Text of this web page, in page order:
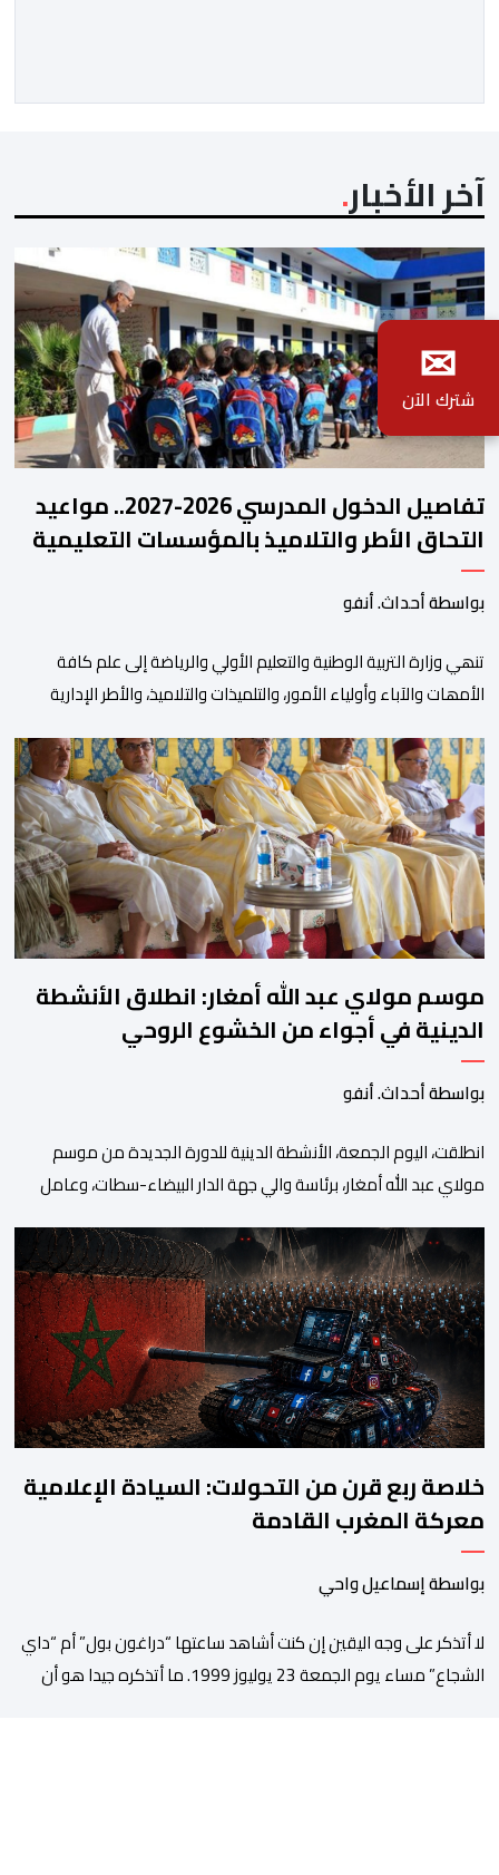
[…]
آخر الأخبار
تفاصيل الدخول المدرسي 2026-2027.. مواعيد
التحاق الأطر والتلاميذ بالمؤسسات التعليمية
بواسطة أحداث. أنفو
تنھي وزارة التربیة الوطنیة والتعلیم الأولي والریاضة إلى علم كافة
الأمھات والآباء وأولیاء الأمور، والتلمیذات والتلامیذ، والأطر الإداریة
2027 سیتم في موعده الرسمي المحدد سلفا طبقا لمقتضیات المقرر
الوزاري رقم 047.26 الصادر بتاریخ 3 یولیوز 2026 بشأن تنظیم السنة
الدراسیة. وأوضحت الوزارة، في بلاغ، أن أطر […]
موسم مولاي عبد الله أمغار: انطلاق الأنشطة
الدينية في أجواء من الخشوع الروحي
بواسطة أحداث. أنفو
انطلقت، اليوم الجمعة، الأنشطة الدينية للدورة الجديدة من موسم
مولاي عبد الله أمغار، برئاسة والي جهة الدار البيضاء-سطات، وعامل
للجديدة، ورئيس المجلس العلمي المحلي للجديدة، وذلك بحضور
شخصيات مدنية وعسكرية ودينية. وجرت مراسيم افتتاح فعاليات
الموسم بالخيمة الرسمية، حيث أُلقيت كلمات كل من رئيس المجلس […]
خلاصة ربع قرن من التحولات: السيادة الإعلامية
معركة المغرب القادمة
بواسطة إسماعيل واحي
لا أتذكر على وجه اليقين إن كنت أشاهد ساعتها “دراغون بول” أم “داي
الشجاع” مساء يوم الجمعة 23 يوليوز 1999. ما أتذكره جيدا هو أن
✉
شترك الآن